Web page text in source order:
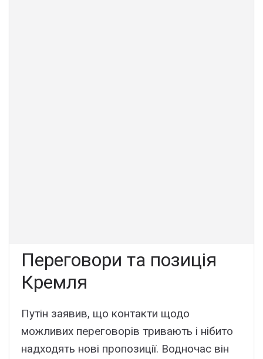
Переговори та позиція
Кремля
Путін заявив, що контакти щодо
можливих переговорів тривають і нібито
надходять нові пропозиції. Водночас він